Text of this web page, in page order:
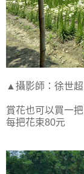
▲攝影師：徐世超
賞花也可以買一
每把花束80元